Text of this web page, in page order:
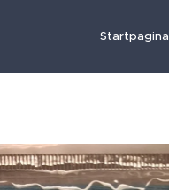
Startpagina